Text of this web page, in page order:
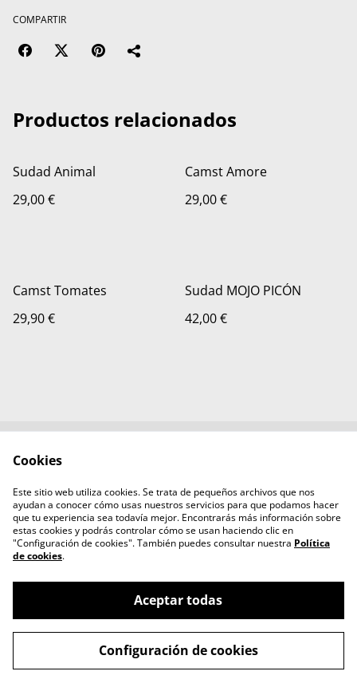
COMPARTIR
Productos relacionados
Sudad Animal
29,00 €
Camst Amore
29,00 €
Camst Tomates
29,90 €
Sudad MOJO PICÓN
42,00 €
Política de Privacidad
Política de cookies
Aviso legal
©2026mamihlatenerife
powered by
Cookies
Este sitio web utiliza cookies. Se trata de pequeños archivos que nos
ayudan a conocer cómo usas nuestros servicios para que podamos hacer
que tu experiencia sea todavía mejor. Encontrarás más información sobre
estas cookies y podrás controlar cómo se usan haciendo clic en
"Configuración de cookies". También puedes consultar nuestra Política
de cookies.
Aceptar todas
Configuración de cookies